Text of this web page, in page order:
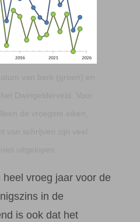
vroeg jaar voor de
in de
is ook dat het